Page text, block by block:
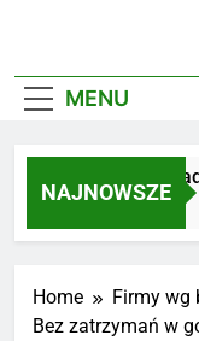
MENU
NAJNOWSZE
Utylizacja
2 Miesiące Ago
Home Firmy wg
Bez zatrzymań w